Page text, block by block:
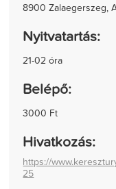
8900 Zalaegerszeg,
Nyitvatartás:
21-02 óra
Belépő:
3000 Ft
Hivatkozás:
https://
25